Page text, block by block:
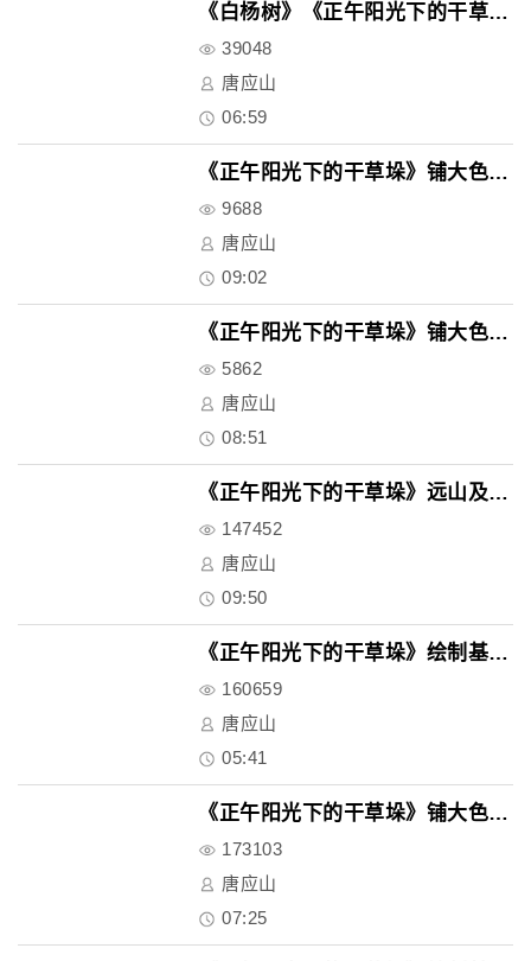
《白杨树》《正午阳光下的干草垛..
39048
唐应山
06:59
《正午阳光下的干草垛》铺大色块..
9688
唐应山
09:02
《正午阳光下的干草垛》铺大色块..
5862
唐应山
08:51
《正午阳光下的干草垛》远山及天..
147452
唐应山
09:50
《正午阳光下的干草垛》绘制基本..
160659
唐应山
05:41
《正午阳光下的干草垛》铺大色块..
173103
唐应山
07:25